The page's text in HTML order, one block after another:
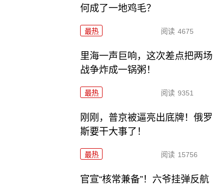
何成了一地鸡毛？
最热 阅读 4675
里海一声巨响，这次差点把两场
战争炸成一锅粥！
最热 阅读 9351
刚刚，普京被逼亮出底牌！俄罗
斯要干大事了！
最热 阅读 15756
官宣“核常兼备”！六爷挂弹反航